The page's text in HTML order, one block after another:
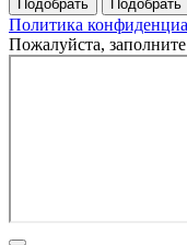
Политика
Пожалуйста,